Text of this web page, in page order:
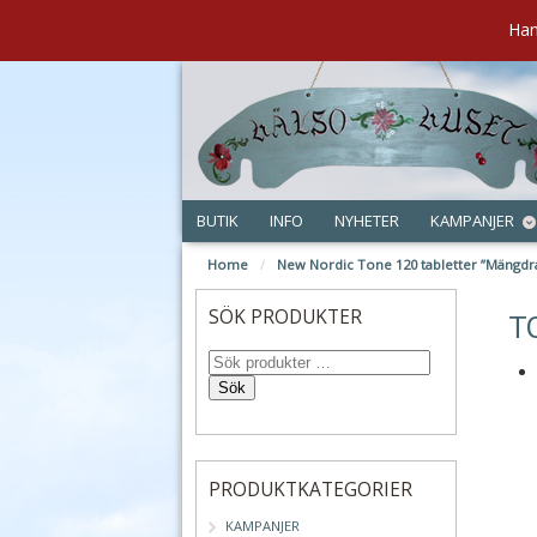
BUTIK INFO NYHETER KAMPANJER
Home / New Nordic Tone 120 tabletter
SÖK PRODUKTER
Sök
PRODUKTKATEGORIER
KAMPANJER